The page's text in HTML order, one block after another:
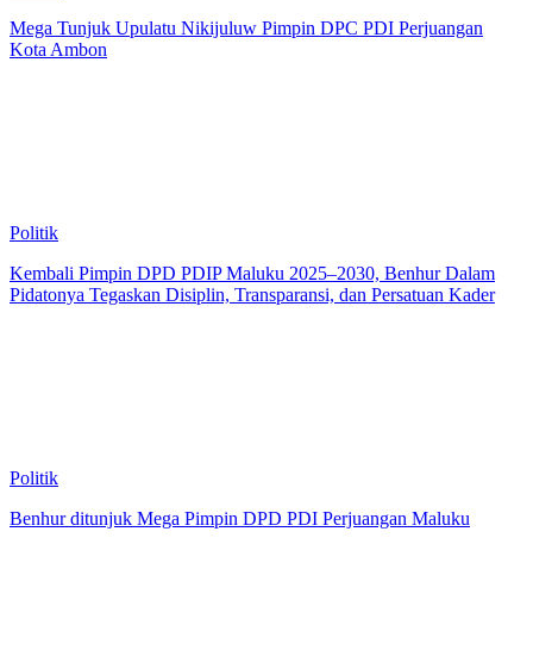
Mega Tunjuk Upulatu Nikijuluw Pimpin DPC PDI Perjuangan
Kota Ambon
Politik
Kembali Pimpin DPD PDIP Maluku 2025–2030, Benhur Dalam
Pidatonya Tegaskan Disiplin, Transparansi, dan Persatuan Kader
Politik
Benhur ditunjuk Mega Pimpin DPD PDI Perjuangan Maluku